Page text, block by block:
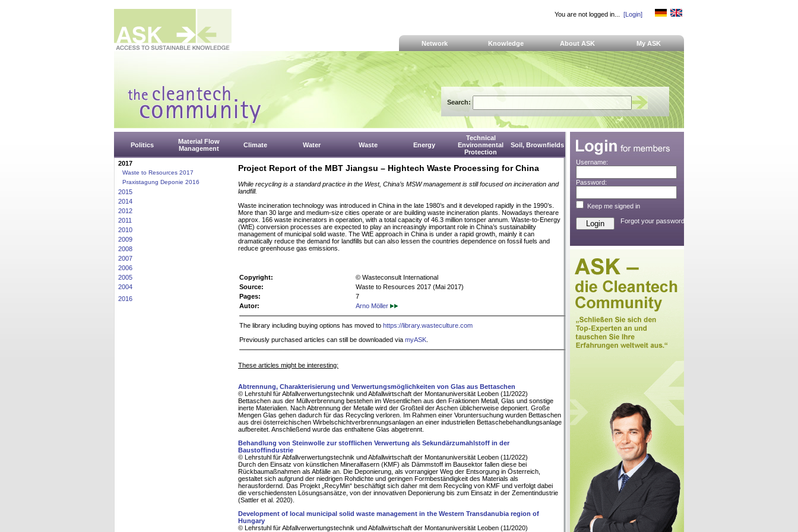
You are not logged in... [Login]
Network Knowledge About ASK My ASK
Search:
Politics
Material Flow
Management
Climate Water Waste Energy
Technical
Environmental
Protection
Soil, Brownfields
2017
Waste to Resources 2017
Praxistagung Deponie 2016
2015
2014
2012
2011
2010
2009
2008
2007
2006
2005
2004
2016
Project Report of the MBT Jiangsu – Hightech Waste Processing for China
While recycling is a standard practice in the West, China’s MSW management is still focused on incineration and
landfill.
Waste incineration technology was introduced in China in the late 1980’s and it developed rapidly in the 1990’s.
More than 30 large and medium-size cities operate or are building waste incineration plants. Nowadays thereare
approx. 166 waste incinerators in operation, with a total capacity of 46.3 million tonsper annum. Waste-to-Energy
(WtE) conversion processes are expected to play an increasingly important role in China’s sustainability
management of municipal solid waste. The WtE approach in China is under a rapid growth, mainly it can
dramatically reduce the demand for landfills but can also lessen the countries dependence on fossil fuels and
reduce greenhouse gas emissions.
Copyright:
© Wasteconsult International
Source:
Waste to Resources 2017 (Mai 2017)
Pages:
7
Autor:
Arno Möller
The library including buying options has moved to https://library.wasteculture.com
Previously purchased articles can still be downloaded via myASK
These articles might be interesting:
Abtrennung, Charakterisierung und Verwertungsmöglichkeiten von Glas aus Bettaschen
© Lehrstuhl für Abfallverwertungstechnik und Abfallwirtschaft der Montanuniversität Leoben (11/2022)
Bettaschen aus der Müllverbrennung bestehen im Wesentlichen aus den Fraktionen Metall, Glas und sonstige
inerte Materialien. Nach Abtrennung der Metalle wird der Großteil der Aschen üblicherweise deponiert. Große
Mengen Glas gehen dadurch für das Recycling verloren. Im Rahmen einer Voruntersuchung wurden Bettaschen
aus drei österreichischen Wirbelschichtverbrennungsanlagen an einer industriellen Bettaschebehandlungsanlage
aufbereitet. Anschließend wurde das enthaltene Glas abgetrennt.
Behandlung von Steinwolle zur stofflichen Verwertung als Sekundärzumahlstoff in der
Baustoffindustrie
© Lehrstuhl für Abfallverwertungstechnik und Abfallwirtschaft der Montanuniversität Leoben (11/2022)
Durch den Einsatz von künstlichen Mineralfasern (KMF) als Dämmstoff im Bausektor fallen diese bei
Rückbaumaßnahmen als Abfälle an. Die Deponierung, als vorrangiger Weg der Entsorgung in Österreich,
gestaltet sich aufgrund der niedrigen Rohdichte und geringen Formbeständigkeit des Materials als
herausfordernd. Das Projekt „RecyMin“ beschäftigt sich daher mit dem Recycling von KMF und verfolgt dabei
die verschiedensten Lösungsansätze, von der innovativen Deponierung bis zum Einsatz in der Zementindustrie
(Sattler et al. 2020).
Development of local municipal solid waste management in the Western Transdanubia region of
Hungary
© Lehrstuhl für Abfallverwertungstechnik und Abfallwirtschaft der Montanuniversität Leoben (11/2020)
Username:
Password:
Keep me signed in
Forgot your password?